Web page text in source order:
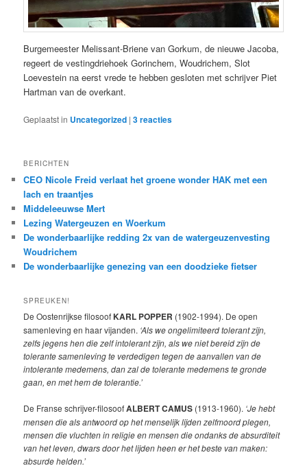
Burgemeester Melissant-Briene van Gorkum, de nieuwe Jacoba,
regeert de vestingdriehoek Gorinchem, Woudrichem, Slot
Loevestein na eerst vrede te hebben gesloten met schrijver Piet
Hartman van de overkant.
Geplaatst in Uncategorized |3reacties
BERICHTEN
CEO Nicole Freid verlaat het groene wonder HAK met een
lach en traantjes
Middeleeuwse Mert
Lezing Watergeuzen en Woerkum
De wonderbaarlijke redding 2x van de watergeuzenvesting
Woudrichem
De wonderbaarlijke genezing van een doodzieke fietser
SPREUKEN!
De Oostenrijkse filosoofKARL POPPER (1902-1994). De open
samenleving en haar vijanden. ‘Als we ongelimiteerd tolerant zijn,
zelfs jegens hen die zelf intolerant zijn, als we niet bereid zijn de
tolerante samenleving te verdedigen tegen de aanvallen van de
intolerante medemens, dan zal de tolerante medemens te gronde
gaan, en met hem de tolerantie.’
De Franse schrijver-filosoofALBERT CAMUS (1913-1960). ‘Je hebt
mensen die als antwoord op het menselijk lijden zelfmoord plegen,
mensen die vluchten in religie en mensen die ondanks de absurditeit
van het leven, dwars door het lijden heen er het beste van maken:
absurde helden.’